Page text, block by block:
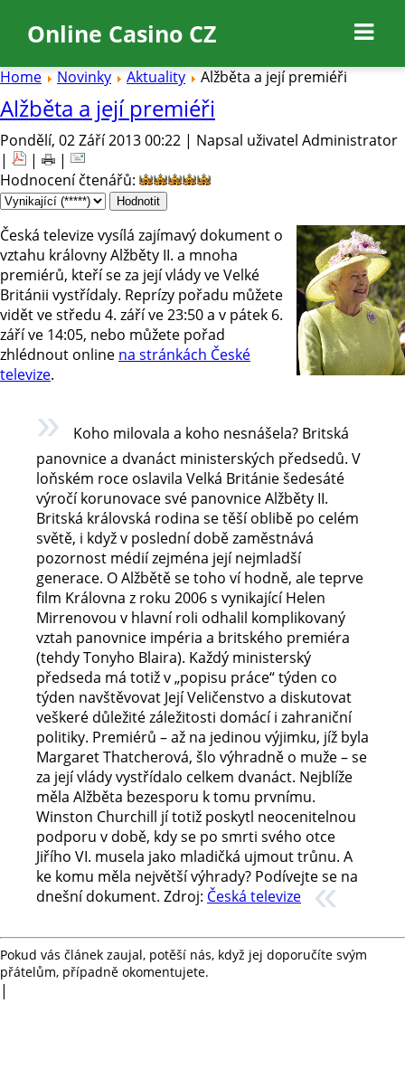
Online Casino CZ
Home Novinky Aktuality Alžběta a její premiéři
Alžběta a její premiéři
Pondělí, 02 Září 2013 00:22 | Napsal uživatel Administrator
|
|
|
Hodnocení čtenářů:
Česká televize vysílá zajímavý dokument o
vztahu královny Alžběty II. a mnoha
premiérů, kteří se za její vlády ve Velké
Británii vystřídaly. Reprízy pořadu můžete
vidět ve středu 4. září ve 23:50 a v pátek 6.
září ve 14:05, nebo můžete pořad
zhlédnout online na stránkách České
televize.
Koho milovala a koho nesnášela? Britská
panovnice a dvanáct ministerských předsedů. V
loňském roce oslavila Velká Británie šedesáté
výročí korunovace své panovnice Alžběty II.
Britská královská rodina se těší oblibě po celém
světě, i když v poslední době zaměstnává
pozornost médií zejména její nejmladší
generace. O Alžbětě se toho ví hodně, ale teprve
film Královna z roku 2006 s vynikající Helen
Mirrenovou v hlavní roli odhalil komplikovaný
vztah panovnice impéria a britského premiéra
(tehdy Tonyho Blaira). Každý ministerský
předseda má totiž v „popisu práce“ týden co
týden navštěvovat Její Veličenstvo a diskutovat
veškeré důležité záležitosti domácí i zahraniční
politiky. Premiérů – až na jedinou výjimku, jíž byla
Margaret Thatcherová, šlo výhradně o muže – se
za její vlády vystřídalo celkem dvanáct. Nejblíže
měla Alžběta bezesporu k tomu prvnímu.
Winston Churchill jí totiž poskytl neocenitelnou
podporu v době, kdy se po smrti svého otce
Jiřího VI. musela jako mladičká ujmout trůnu. A
ke komu měla největší výhrady? Podívejte se na
dnešní dokument. Zdroj: Česká televize
Pokud vás článek zaujal, potěší nás, když jej doporučíte svým
přátelům, případně okomentujete.
|